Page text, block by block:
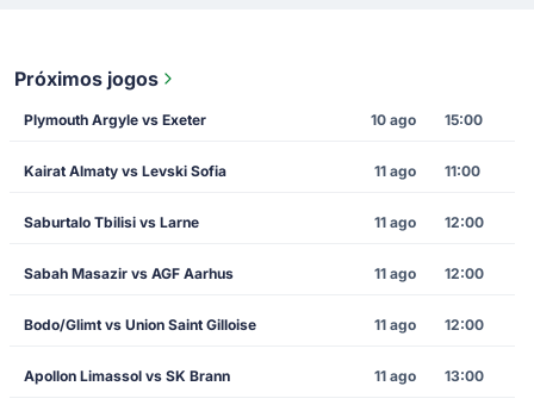
Próximos jogos
Plymouth Argyle vs Exeter 10 ago 15:00
Kairat Almaty vs Levski Sofia 11 ago 11:00
Saburtalo Tbilisi vs Larne 11 ago 12:00
Sabah Masazir vs AGF Aarhus 11 ago 12:00
Bodo/Glimt vs Union Saint Gilloise 11 ago 12:00
Apollon Limassol vs SK Brann 11 ago 13:00